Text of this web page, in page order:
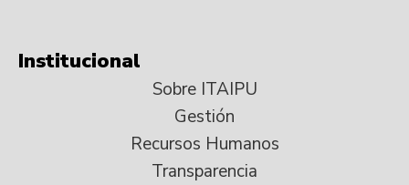
Institucional
Sobre ITAIPU
Gestión
Recursos Humanos
Transparencia